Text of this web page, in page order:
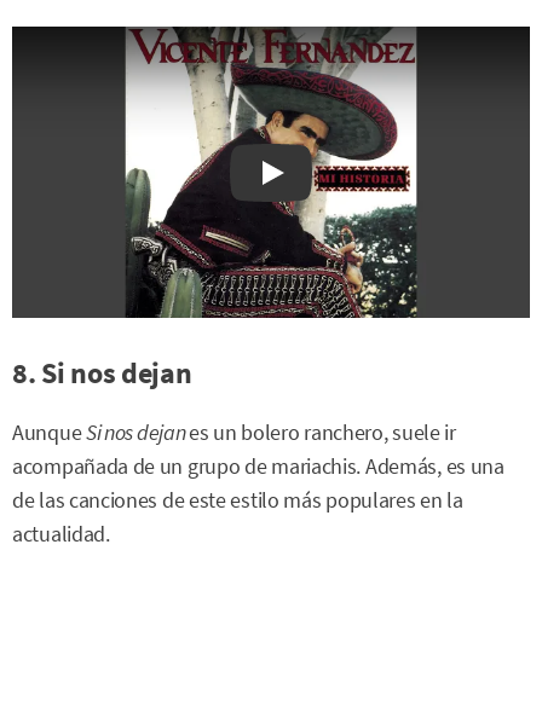
Watch on YouTube
8. Si nos dejan
AunqueSi nos dejanes un bolero ranchero, suele ir
acompañada de un grupo de mariachis. Además, es una
de las canciones de este estilo más populares en la
actualidad.